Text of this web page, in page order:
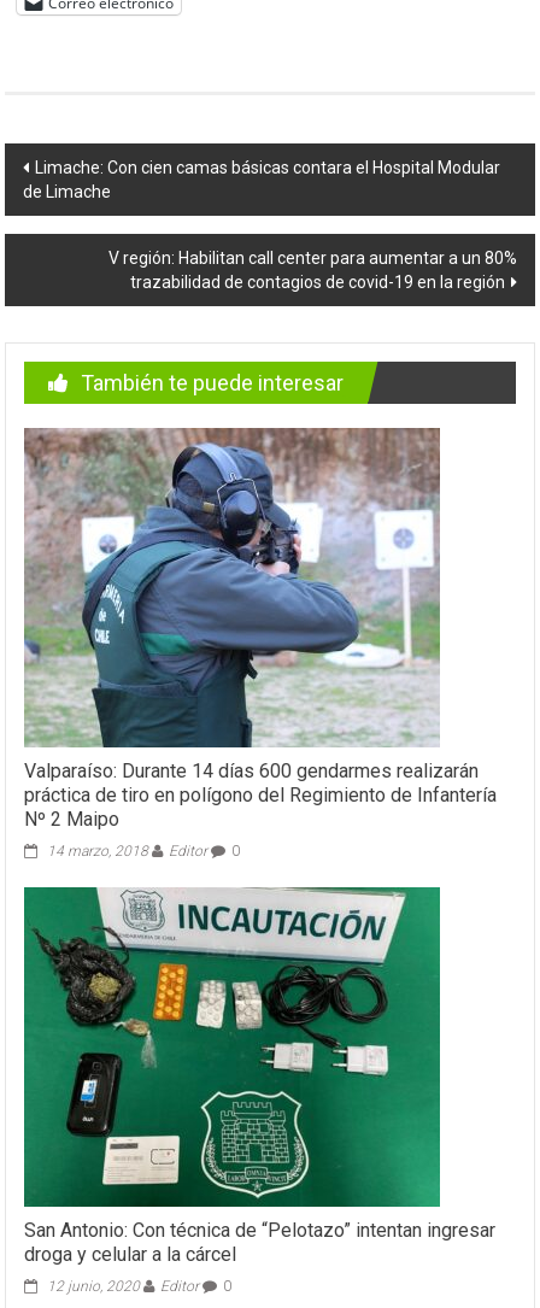
Navegación
de
entradas
Limache: Con cien camas básicas contara el Hospital Modular
de Limache
V región: Habilitan call center para aumentar a un 80%
trazabilidad de contagios de covid-19 en la región
También te puede interesar
Valparaíso: Durante 14 días 600 gendarmes realizarán
práctica de tiro en polígono del Regimiento de Infantería
Nº 2 Maipo
14 marzo, 2018 Editor 0
San Antonio: Con técnica de “Pelotazo” intentan ingresar
droga y celular a la cárcel
12 junio, 2020 Editor 0